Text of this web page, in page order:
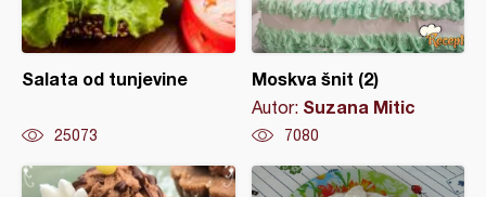
Salata od tunjevine
25073
Moskva šnit (2)
Autor: Suzana Mitic
7080